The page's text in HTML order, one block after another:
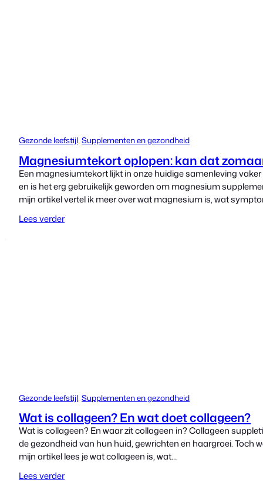
Gezonde leefstijl, Supplementen en gezondheid
Magnesiumtekort oplopen: kan dat
Een magnesiumtekort lijkt in onze huidige samenleving
en is het erg gebruikelijk geworden om magnesium
mijn artikel vertel ik meer over wat magnesium is, wat
Lees verder
Gezonde leefstijl, Supplementen en gezondheid
Wat is collageen? En wat doet collageen?
Wat is collageen? En waar zit collageen in? Collageen
de gezondheid van hun huid, gewrichten en haargroei. Toch
mijn artikel lees je wat collageen is, wat…
Lees verder